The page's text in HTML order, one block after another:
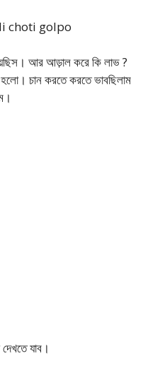
choti golpo
আর আড়াল করে কি লাভ ?
চান করতে করতে ভাবছিলাম
যাব।